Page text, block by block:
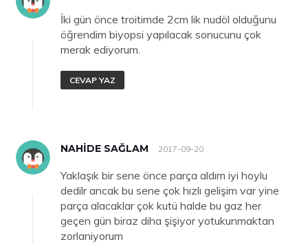
İki gün önce troitimde 2cm lik nudöl olduğunu
öğrendim biyopsi yapılacak sonucunu çok
merak ediyorum.
CEVAP YAZ
NAHIDE SAĞLAM 2017-09-20
Yaklaşık bir sene önce parça aldım iyi hoylu
dedilr ancak bu sene çok hızlı gelişim var yine
parça alacaklar çok kutü halde bu gaz her
geçen gün biraz diha şişiyor yotukunmaktan
zorlaniyorum